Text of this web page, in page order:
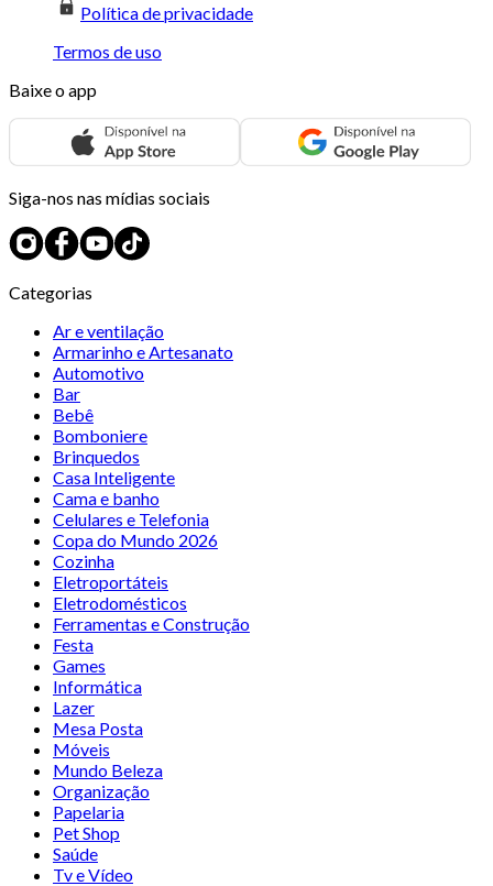
Política de privacidade
Termos de uso
Baixe o app
Siga-nos nas mídias sociais
Categorias
Ar e ventilação
Armarinho e Artesanato
Automotivo
Bar
Bebê
Bomboniere
Brinquedos
Casa Inteligente
Cama e banho
Celulares e Telefonia
Copa do Mundo 2026
Cozinha
Eletroportáteis
Eletrodomésticos
Ferramentas e Construção
Festa
Games
Informática
Lazer
Mesa Posta
Móveis
Mundo Beleza
Organização
Papelaria
Pet Shop
Saúde
Tv e Vídeo